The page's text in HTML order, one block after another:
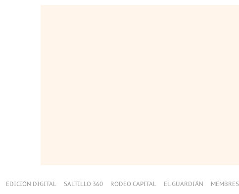
EDICIÓN DIGITAL SALTILLO 360 RODEO CAPITAL EL GUARDIÁN